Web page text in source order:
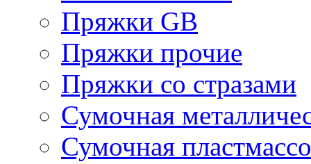
Пряжки GB
Пряжки прочие
Пряжки со стразами
Сумочная
Сумочная